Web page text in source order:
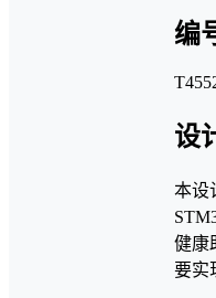
编
设
本设
健康
要实